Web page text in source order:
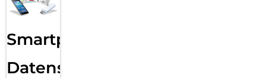
Smartphone
Datensicherung